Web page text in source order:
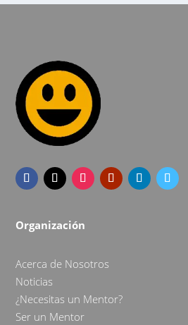
Organización
Acerca de Nosotros
Noticias
¿Necesitas un Mentor?
Ser un Mentor